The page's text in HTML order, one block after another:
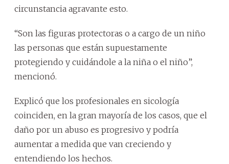
circunstancia agravante esto.
“Son las figuras protectoras o a cargo de un niño
las personas que están supuestamente
protegiendo y cuidándole a la niña o el niño”,
mencionó.
Explicó que los profesionales en sicología
coinciden, en la gran mayoría de los casos, que el
daño por un abuso es progresivo y podría
aumentar a medida que van creciendo y
entendiendo los hechos.